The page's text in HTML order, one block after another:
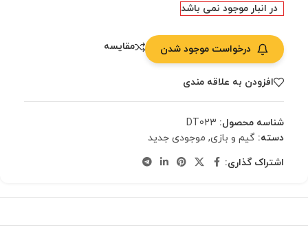
در انبار موجود نمی باشد
درخواست موجود شدن مقایسه
افزودن به علاقه مندی
شناسه محصول: DT023
دسته: گیم و بازی, موجودی جدید
اشتراک گذاری: